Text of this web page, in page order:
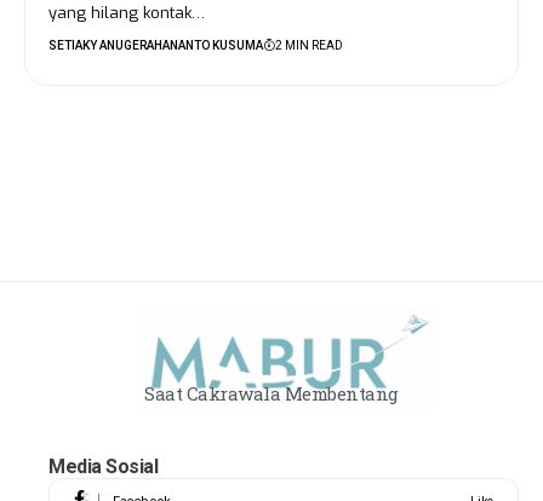
yang hilang kontak…
SETIAKY ANUGERAHANANTO KUSUMA 2 MIN READ
Saat Cakrawala Membentang
Media Sosial